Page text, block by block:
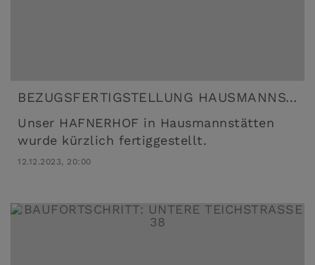
BEZUGSFERTIGSTELLUNG HAUSMANNSTÄTTEN
Unser HAFNERHOF in Hausmannstätten
wurde kürzlich fertiggestellt.
12.12.2023, 20:00